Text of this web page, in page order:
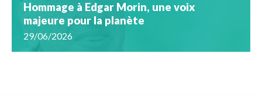
Hommage à Edgar Morin, une voix
majeure pour la planète
29/06/2026